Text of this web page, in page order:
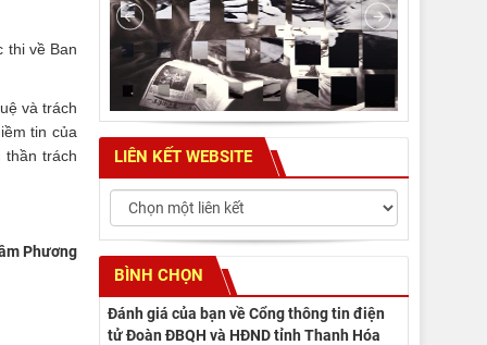
thi về Ban
và trách
tin của
trách
Phương
LIÊN KẾT WEBSITE
BÌNH CHỌN
Đánh giá của bạn về Cổng thông tin điện
tử Đoàn ĐBQH và HĐND tỉnh Thanh Hóa